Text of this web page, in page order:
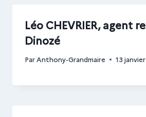
Léo CHEVRIER, agent
Dinozé
ParAnthony-Grandmaire 13